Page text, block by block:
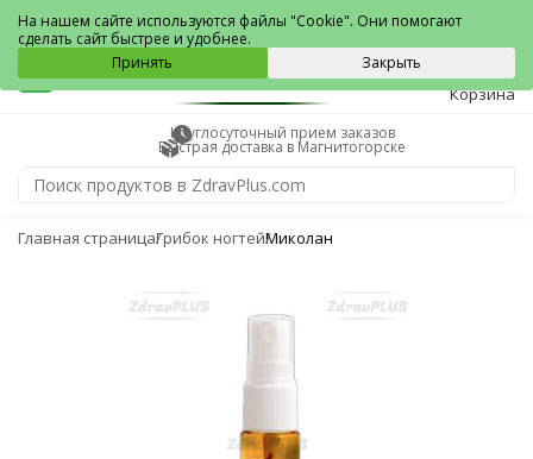
Магнитогорск
0
Корзина
Круглосуточный прием заказов
Быстрая доставка в Магнитогорске
Главная страницаГрибок ногтейМиколан
На нашем сайте используются файлы "Cookie". Они помогают
сделать сайт быстрее и удобнее.
Принять
Закрыть